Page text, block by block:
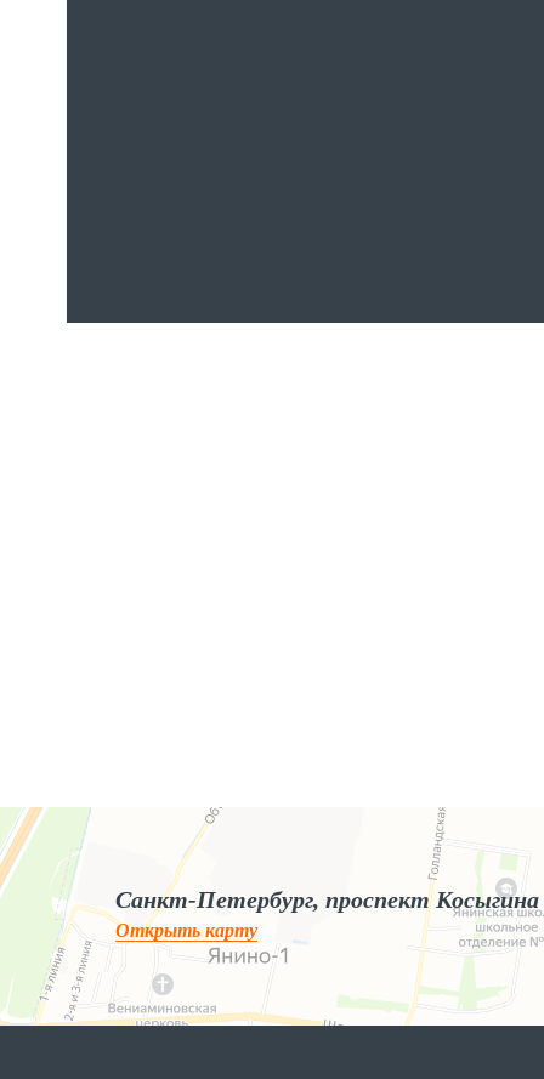
Яндекс.Карты
Яндекс.Карты — поиск мест и адресов, городской транспорт
Санкт-Петербург, проспект Косыгина
Открыть карту